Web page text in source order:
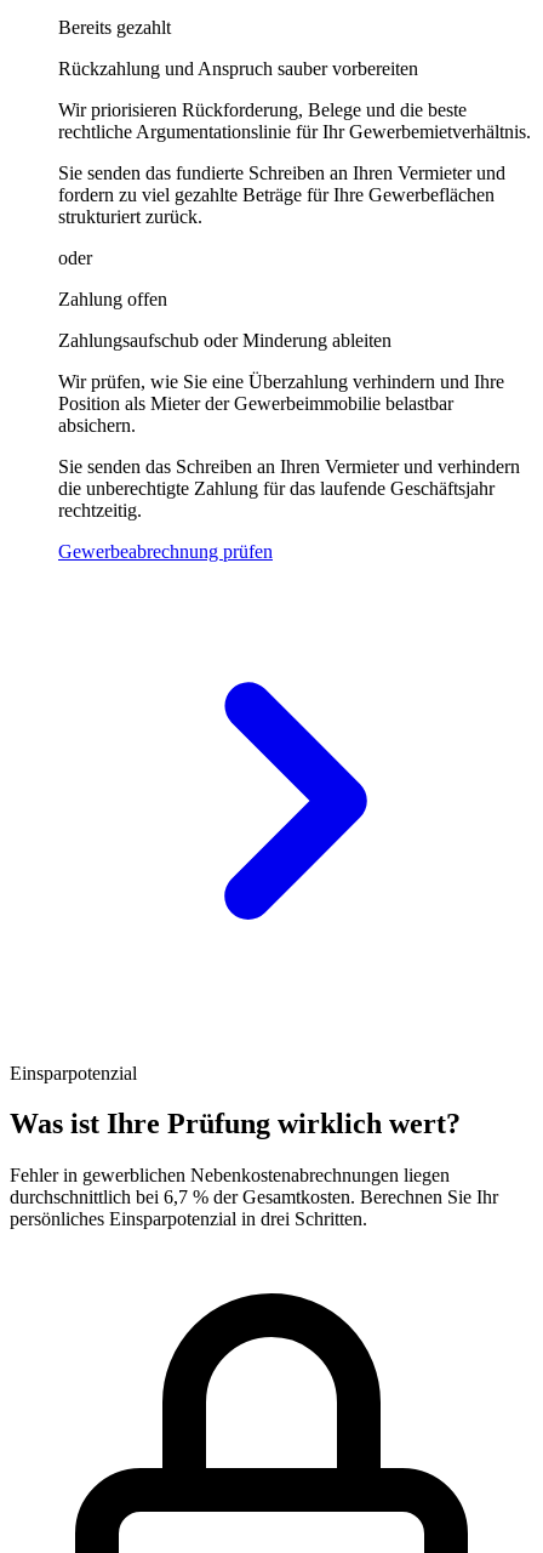
Bereits gezahlt
Rückzahlung und Anspruch sauber vorbereiten
Wir priorisieren Rückforderung, Belege und die beste
rechtliche Argumentationslinie für Ihr Gewerbemietverhältnis.
Sie senden das fundierte Schreiben an Ihren Vermieter und
fordern zu viel gezahlte Beträge für Ihre Gewerbeflächen
strukturiert zurück.
oder
Zahlung offen
Zahlungsaufschub oder Minderung ableiten
Wir prüfen, wie Sie eine Überzahlung verhindern und Ihre
Position als Mieter der Gewerbeimmobilie belastbar
absichern.
Sie senden das Schreiben an Ihren Vermieter und verhindern
die unberechtigte Zahlung für das laufende Geschäftsjahr
rechtzeitig.
Gewerbeabrechnung prüfen
Einsparpotenzial
Was ist Ihre Prüfung wirklich wert?
Fehler in gewerblichen Nebenkostenabrechnungen liegen
durchschnittlich bei 6,7 % der Gesamtkosten. Berechnen Sie Ihr
persönliches Einsparpotenzial in drei Schritten.